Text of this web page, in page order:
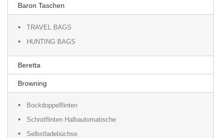
Baron Taschen
TRAVEL BAGS
HUNTING BAGS
Beretta
Browning
Bockdoppelflinten
Schrotflinten Halbautomatische
Selbstladebüchse